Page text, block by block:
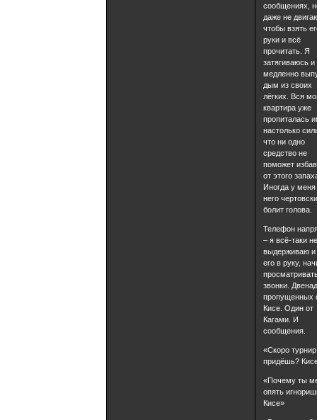
сообщениях,
даже не
чтобы взять
руки и всё
прочитать. Я
затягиваюсь и
медленно
дым из своих
лёгких. Вся
квартира уже
пропиталась
настолько
что ни одно
средство не
поможет
от этого
Иногда у меня
него
болит голова.
Телефон
– я всё-таки
выдерживаю и
его в руку,
звонки.
пропущенных
Кисе. Один от
Кагами. И
сообщения.
«Скоро
придёшь?
«Почему ты
опять
Кисе»